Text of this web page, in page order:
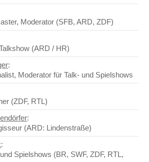
Moderator (SFB, ARD, ZDF)
(ARD / HR)
:
Moderator für Talk- und Spielshows
(ZDF, RTL)
:
(ARD: Lindenstraße)
:
Spielshows (BR, SWF, ZDF, RTL,